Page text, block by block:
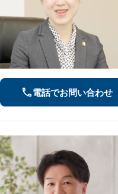
電話でお問い合わせ